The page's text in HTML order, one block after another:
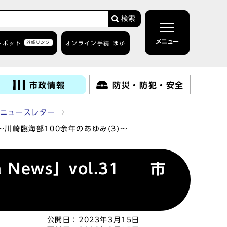
検索
ボット 外部リンク オンライン手続 ほか メニュー
市政情報 防災・防犯・安全
ニュースレター
崎臨海部100余年のあゆみ(3)～
News」vol.31 市
公開日： 2023年3月15日